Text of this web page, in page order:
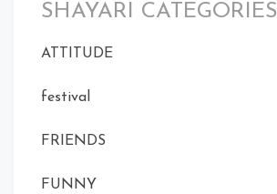
SHAYARI CATEGORIES
ATTITUDE
festival
FRIENDS
FUNNY